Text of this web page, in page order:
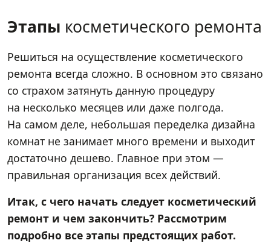
Этапы косметического ремонта
Решиться на осуществление косметического
ремонта всегда сложно. В основном это связано
со страхом затянуть данную процедуру
на несколько месяцев или даже полгода.
На самом деле, небольшая переделка дизайна
комнат не занимает много времени и выходит
достаточно дешево. Главное при этом —
правильная организация всех действий.
Итак, с чего начать следует косметический
ремонт и чем закончить? Рассмотрим
подробно все этапы предстоящих работ.